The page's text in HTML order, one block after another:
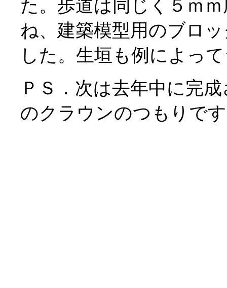
た。歩道は同じく５ｍ
ね、建築模型用のブロ
した。生垣も例によっ
ＰＳ．次は去年中に完
のクラウンのつもりで